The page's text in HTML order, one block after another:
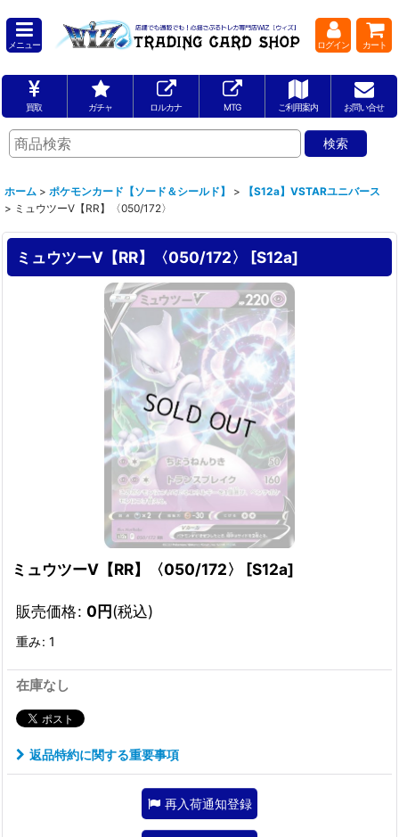
メニュー ログイン カート
買取 ガチャ ロルカナ MTG ご利用案内 お問い合せ
ホーム > ポケモンカード【ソード＆シールド】 >
【S12a】VSTARユニバース
> ミュウツーV【RR】〈050/172〉
ミュウツーV【RR】〈050/172〉 [S12a]
ミュウツーV【RR】〈050/172〉 [S12a]
販売価格: 0円(税込)
重み: 1
在庫なし
返品特約に関する重要事項
再入荷通知登録